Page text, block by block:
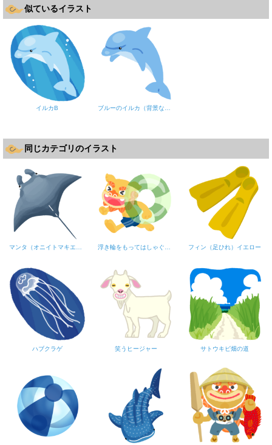
似ているイラスト
イルカB
同じカテゴリのイラスト
マンタ（オニイトマキエイ）B 浮き輪をもってはしゃぐシーサー フィン（足ひれ）イエロー
ハブクラゲ 笑うヒージャー サトウキビ畑の道